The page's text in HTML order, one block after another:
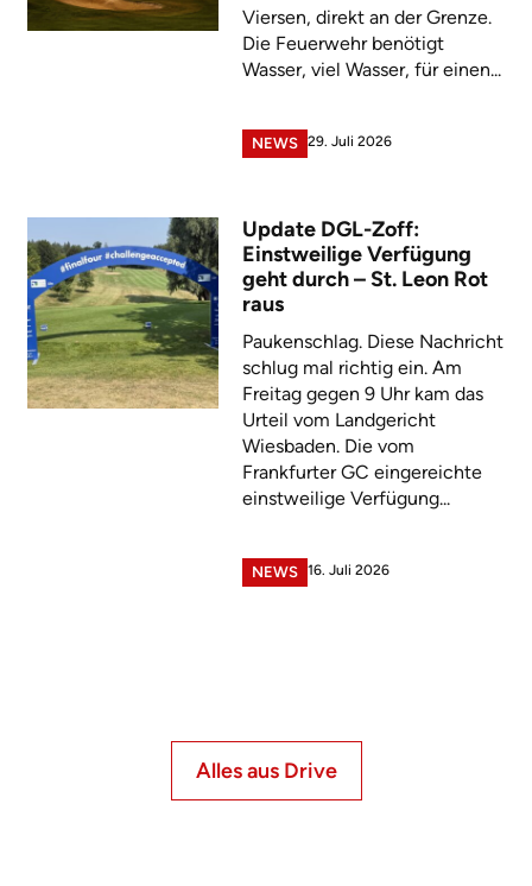
Viersen, direkt an der Grenze.
Die Feuerwehr benötigt
Wasser, viel Wasser, für einen...
NEWS 29. Juli 2026
Update DGL-Zoff:
Einstweilige Verfügung
geht durch – St. Leon Rot
raus
Paukenschlag. Diese Nachricht
schlug mal richtig ein. Am
Freitag gegen 9 Uhr kam das
Urteil vom Landgericht
Wiesbaden. Die vom
Frankfurter GC eingereichte
einstweilige Verfügung...
NEWS 16. Juli 2026
Alles aus Drive